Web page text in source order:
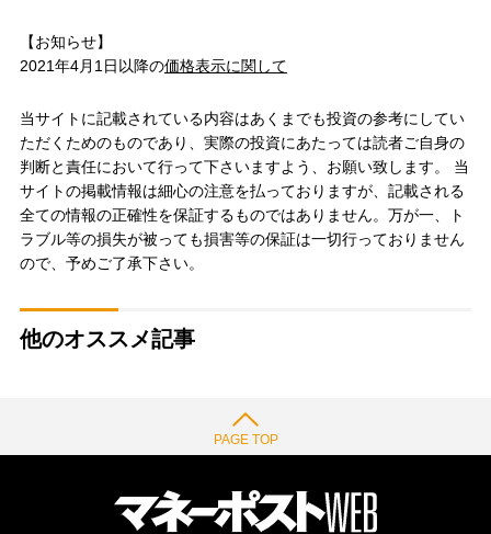
【お知らせ】
2021年4月1日以降の価格表示に関して
当サイトに記載されている内容はあくまでも投資の参考にしてい
ただくためのものであり、実際の投資にあたっては読者ご自身の
判断と責任において行って下さいますよう、お願い致します。 当
サイトの掲載情報は細心の注意を払っておりますが、記載される
全ての情報の正確性を保証するものではありません。万が一、ト
ラブル等の損失が被っても損害等の保証は一切行っておりません
ので、予めご了承下さい。
他のオススメ記事
PAGE TOP